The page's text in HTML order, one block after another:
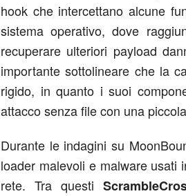
hook che intercettano alcune
sistema operativo, dove
recuperare ulteriori payload
importante sottolineare che la
rigido, in quanto i suoi
attacco senza file con una
Durante le indagini su
loader malevoli e malware usati
rete. Tra questi